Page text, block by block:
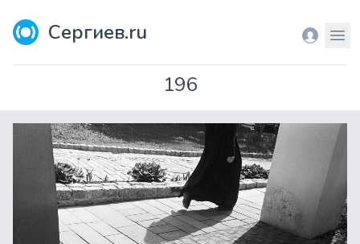
Сергиев.ru Вход
196